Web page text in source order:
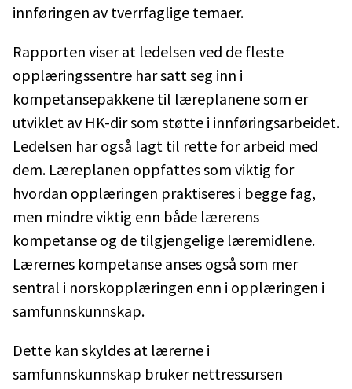
innføringen av tverrfaglige temaer.
Rapporten viser at ledelsen ved de fleste
opplæringssentre har satt seg inn i
kompetansepakkene til læreplanene som er
utviklet av HK-dir som støtte i innføringsarbeidet.
Ledelsen har også lagt til rette for arbeid med
dem. Læreplanen oppfattes som viktig for
hvordan opplæringen praktiseres i begge fag,
men mindre viktig enn både lærerens
kompetanse og de tilgjengelige læremidlene.
Lærernes kompetanse anses også som mer
sentral i norskopplæringen enn i opplæringen i
samfunnskunnskap.
Dette kan skyldes at lærerne i
samfunnskunnskap bruker nettressursen